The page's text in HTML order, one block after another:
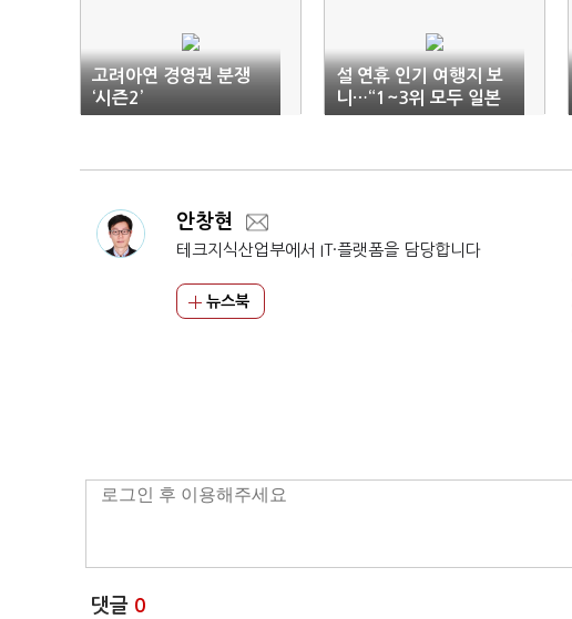
고려아연 경영권 분쟁
‘시즌2’
설 연휴 인기 여행지 보
니…“1~3위 모두 일본
집중”
안창현
테크지식산업부에서 IT·플랫폼을 담당합니다
뉴스북
댓글 0